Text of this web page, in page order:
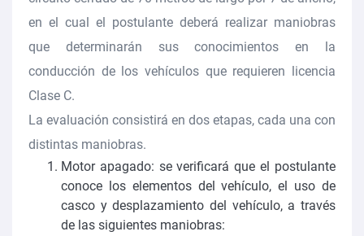
en el cual el postulante deberá realizar maniobras
que determinarán sus conocimientos en la
conducción de los vehículos que requieren licencia
Clase C.
La evaluación consistirá en dos etapas, cada una con
distintas maniobras.
Motor apagado: se verificará que el postulante
conoce los elementos del vehículo, el uso de
casco y desplazamiento del vehículo, a través
de las siguientes maniobras: